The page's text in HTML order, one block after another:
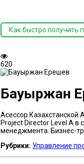
Как быстро получить
620
Бауыржан
Асессор
Project Director Level А
менеджмента. Бизнес-
Рубрики: Управление